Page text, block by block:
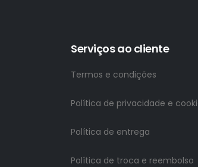
Serviços ao cliente
Termos e condições
Política de privacidade e
Política de entrega
Política de troca e reembolso